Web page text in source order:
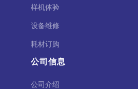
样机体验
设备维修
耗材订购
公司信息
公司介绍